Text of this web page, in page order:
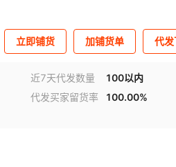
立即铺货 加铺货单 代
近7天代发数量
100以内
代发买家留货率
100.00%